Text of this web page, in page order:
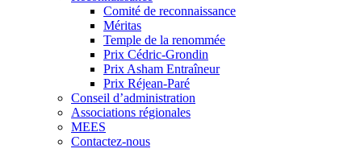
Comité de reconnaissance
Méritas
Temple de la renommée
Prix Cédric-Grondin
Prix Asham Entraîneur
Prix Réjean-Paré
Conseil d’administration
Associations régionales
MEES
Contactez-nous